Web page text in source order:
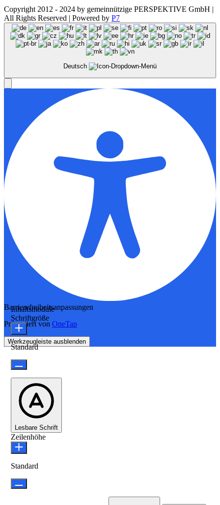
Copyright 2012 - 2024 by gemeinnützige PERSPEKTIVE GmbH |
All Rights Reserved | Powered by P7
Facebook
Instagram
Deutsch
Barrierefreiheitsanpassungen
Präsentiert von OneTap
Werkzeugleiste ausblenden
Inhaltsmodule
Schriftgröße
Standard
Lesbare Schrift
Zeilenhöhe
Standard